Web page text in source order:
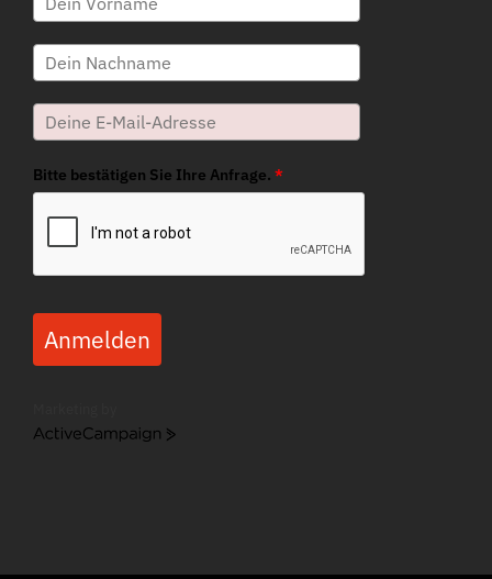
Bitte bestätigen Sie Ihre Anfrage. *
Anmelden
ActiveCampaign